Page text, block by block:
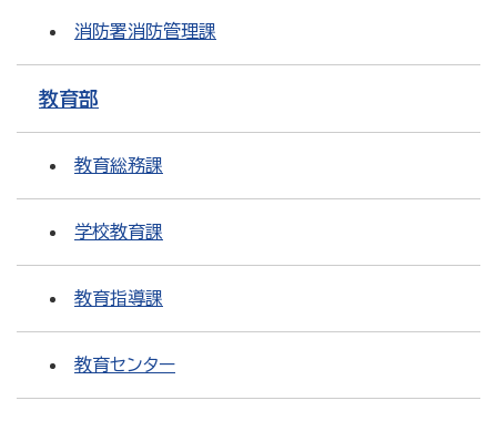
消防署消防管理課
教育部
教育総務課
学校教育課
教育指導課
教育センター